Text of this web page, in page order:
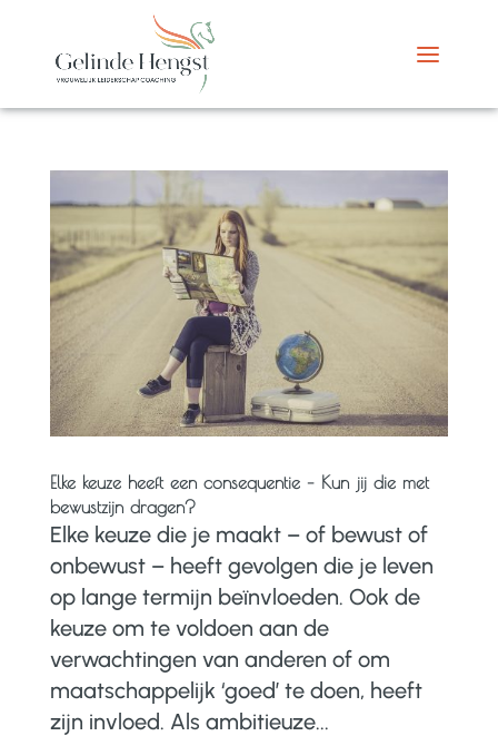
Elke keuze heeft een consequentie – Kun jij die met
bewustzijn dragen?
Elke keuze die je maakt – of bewust of
onbewust – heeft gevolgen die je leven
op lange termijn beïnvloeden. Ook de
keuze om te voldoen aan de
verwachtingen van anderen of om
maatschappelijk ‘goed’ te doen, heeft
zijn invloed. Als ambitieuze...